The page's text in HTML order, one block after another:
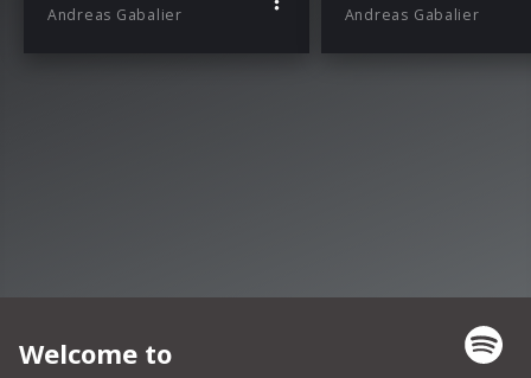
Andreas Gabalier Andreas Gabalier